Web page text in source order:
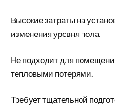
Высокие затраты на
изменения уровня пола.
Не подходит для
тепловыми потерями.
Требует тщательной